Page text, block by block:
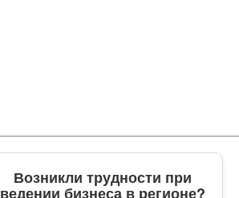
Возникли трудности при
ведении бизнеса в регионе?